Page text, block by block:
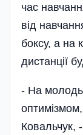
час
від
боксу, а на
дистанції
- На
Ковальчук,